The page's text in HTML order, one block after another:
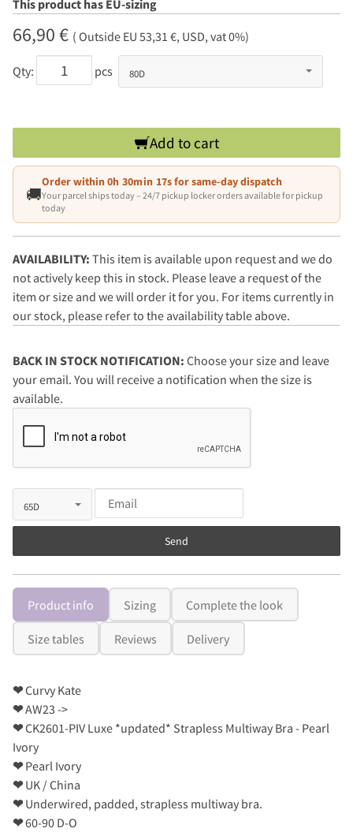
This product has EU-sizing
66,90 € ( Outside EU 53,31 €, USD, vat 0%)
Qty: pcs
Add to cart
🚚
Order within0h 30min 17sfor same-day dispatch
Your parcel ships today – 24/7 pickup locker orders available for pickup
today
AVAILABILITY: This item is available upon request and we do
not actively keep this in stock. Please leave a request of the
item or size and we will order it for you. For items currently in
our stock, please refer to the availability table above.
BACK IN STOCK NOTIFICATION: Choose your size and leave
your email. You will receive a notification when the size is
available.
Send
Product info Sizing Complete the look
Size tables Reviews Delivery
❤Curvy Kate
❤AW23 ->
❤CK2601-PIV Luxe *updated* Strapless Multiway Bra - Pearl
Ivory
❤Pearl Ivory
❤UK / China
❤Underwired, padded, strapless multiway bra.
❤60-90 D-O